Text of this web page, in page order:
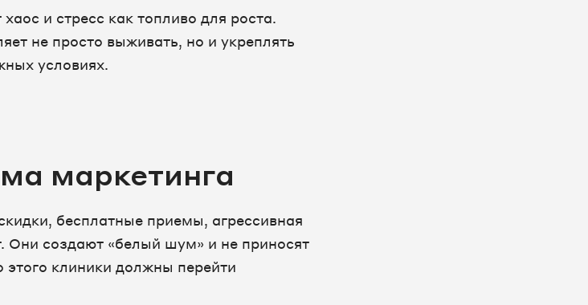
и стресс как топливо для роста.
не просто выживать, но и укреплять
условиях.
маркетинга
бесплатные приемы, агрессивная
создают «белый шум» и не приносят
клиники должны перейти